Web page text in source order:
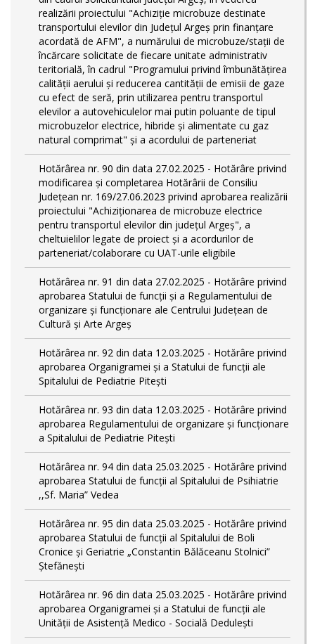
realizării proiectului "Achiziție microbuze destinate
transportului elevilor din Județul Argeș prin finanțare
acordată de AFM", a numărului de microbuze/stații de
încărcare solicitate de fiecare unitate administrativ
teritorială, în cadrul "Programului privind îmbunătățirea
calității aerului și reducerea cantității de emisii de gaze
cu efect de seră, prin utilizarea pentru transportul
elevilor a autovehiculelor mai putin poluante de tipul
microbuzelor electrice, hibride și alimentate cu gaz
natural comprimat" și a acordului de parteneriat
Hotărârea nr. 90 din data 27.02.2025 - Hotărâre privind
modificarea și completarea Hotărârii de Consiliu
Județean nr. 169/27.06.2023 privind aprobarea realizării
proiectului "Achiziționarea de microbuze electrice
pentru transportul elevilor din județul Argeș", a
cheltuielilor legate de proiect și a acordurilor de
parteneriat/colaborare cu UAT-urile eligibile
Hotărârea nr. 91 din data 27.02.2025 - Hotărâre privind
aprobarea Statului de funcţii și a Regulamentului de
organizare și funcționare ale Centrului Județean de
Cultură și Arte Argeș
Hotărârea nr. 92 din data 12.03.2025 - Hotărâre privind
aprobarea Organigramei și a Statului de funcţii ale
Spitalului de Pediatrie Pitești
Hotărârea nr. 93 din data 12.03.2025 - Hotărâre privind
aprobarea Regulamentului de organizare și funcționare
a Spitalului de Pediatrie Pitești
Hotărârea nr. 94 din data 25.03.2025 - Hotărâre privind
aprobarea Statului de funcţii al Spitalului de Psihiatrie
,,Sf. Maria” Vedea
Hotărârea nr. 95 din data 25.03.2025 - Hotărâre privind
aprobarea Statului de funcţii al Spitalului de Boli
Cronice și Geriatrie „Constantin Bălăceanu Stolnici”
Ștefănești
Hotărârea nr. 96 din data 25.03.2025 - Hotărâre privind
aprobarea Organigramei și a Statului de funcții ale
Unității de Asistență Medico - Socială Dedulești